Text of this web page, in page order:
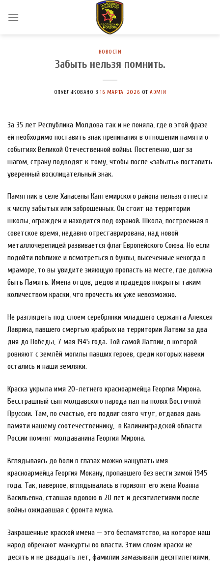
НОВОСТИ
Забыть нельзя помнить.
ОПУБЛИКОВАНО В16 МАРТА, 2026 ОТADMIN
За 35 лет Республика Молдова так и не поняла, где в этой фразе
ей необходимо поставить знак препинания в отношении памяти о
событиях Великой Отечественной войны. Постепенно, шаг за
шагом, страну подводят к тому, чтобы после «забыть» поставить
уверенный восклицательный знак.
Памятник в селе Ханасены Кантемирского района нельзя отнести
к числу забытых или заброшенных. Он стоит на территории
школы, огражден и находится под охраной. Школа, построенная в
советское время, недавно отреставрирована, над новой
металлочерепицей развивается флаг Европейского Союза. Но если
подойти поближе и всмотреться в буквы, высеченные некогда в
мраморе, то вы увидите зияющую пропасть на месте, где должна
быть Память. Имена отцов, дедов и прадедов покрыты таким
количеством краски, что прочесть их уже невозможно.
Не разглядеть под слоем серебрянки младшего сержанта Алексея
Лаврика, павшего смертью храбрых на территории Латвии за два
дня до Победы, 7 мая 1945 года. Той самой Латвии, в которой
ровняют с землёй могилы павших героев, среди которых навеки
остались и наши земляки.
Краска укрыла имя 20-летнего красноармейца Георгия Мирона.
Бесстрашный сын молдавского народа пал на полях Восточной
Пруссии. Там, по счастью, его подвиг свято чтут, отдавая дань
памяти нашему соотечественнику, в Калининградской области
России помнят молдаванина Георгия Мирона.
Вглядываясь до боли в глазах можно нащупать имя
красноармейца Георгия Мокану, пропавшего без вести зимой 1945
года. Так, наверное, вглядывалась в горизонт его жена Иоанна
Васильевна, ставшая вдовою в 20 лет и десятилетиями после
войны ожидавшая с фронта мужа.
Закрашенные краской имена — это беспамятство, на которое наш
народ обрекают манкурты во власти. Этим слоям краски не
десять и не двадцать лет, фамилии замазывали десятилетиями,